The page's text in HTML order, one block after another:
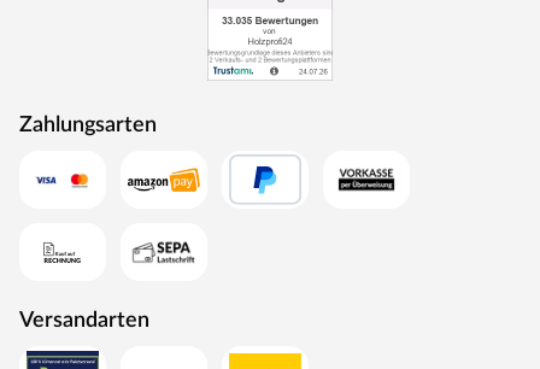
Zahlungsarten
Versandarten